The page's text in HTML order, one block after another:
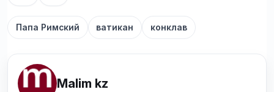
Папа Римский ватикан конклав
Malim kz